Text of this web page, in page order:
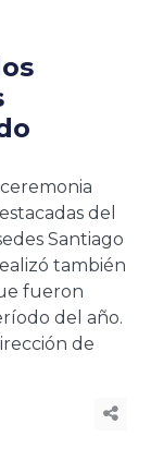
del
Santiago
también
fueron
del año.
de